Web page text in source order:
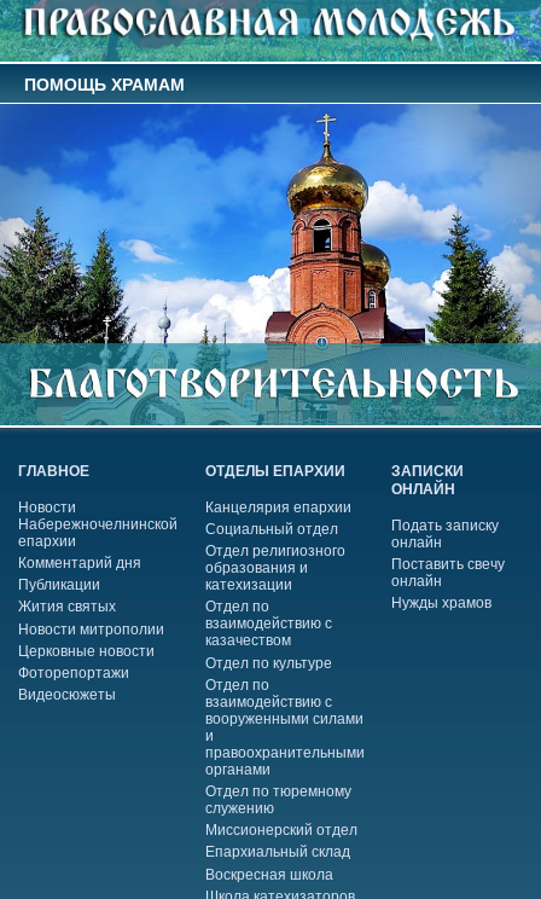
ПОМОЩЬ ХРАМАМ
ГЛАВНОЕ
Новости
Набережночелнинской
епархии
Комментарий дня
Публикации
Жития святых
Новости митрополии
Церковные новости
Фоторепортажи
Видеосюжеты
ОТДЕЛЫ ЕПАРХИИ
Канцелярия епархии
Социальный отдел
Отдел религиозного
образования и
катехизации
Отдел по
взаимодействию с
казачеством
Отдел по культуре
Отдел по
взаимодействию с
вооруженными силами
и
правоохранительными
органами
Отдел по тюремному
служению
Миссионерский отдел
Епархиальный склад
Воскресная школа
ЗАПИСКИ
ОНЛАЙН
Подать записку
онлайн
Поставить свечу
онлайн
Нужды храмов